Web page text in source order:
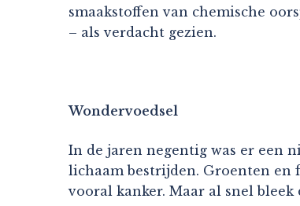
smaakstoffen van chemische
– als verdacht gezien.
Wondervoedsel
In de jaren negentig was er een
lichaam bestrijden. Groenten en
vooral kanker. Maar al snel